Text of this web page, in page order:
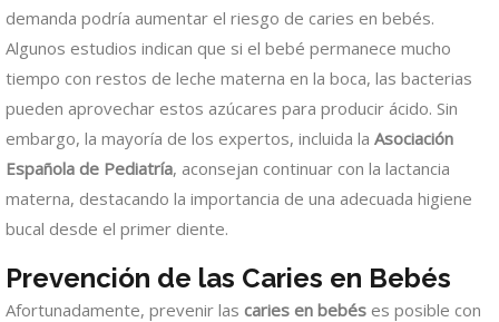
demanda podría aumentar el riesgo de caries en bebés.
Algunos estudios indican que si el bebé permanece mucho
tiempo con restos de leche materna en la boca, las bacterias
pueden aprovechar estos azúcares para producir ácido. Sin
embargo, la mayoría de los expertos, incluida la Asociación
Española de Pediatría, aconsejan continuar con la lactancia
materna, destacando la importancia de una adecuada higiene
bucal desde el primer diente.
Prevención de las Caries en Bebés
Afortunadamente, prevenir las caries en bebés es posible con